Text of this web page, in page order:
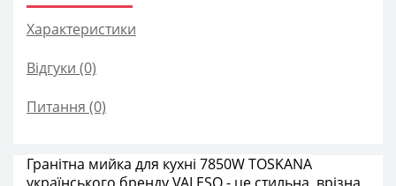
Характеристики
Відгуки (0)
Питання (0)
Гранітна мийка для кухні 7850W TOSKANA